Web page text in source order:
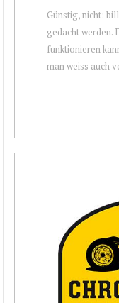
Günstig, nicht:
gedacht werden.
funktionieren
man weiss auch